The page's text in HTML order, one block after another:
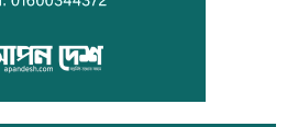
ডেপুটি ম্যানেজার চেয়ে ব্র্যাকে নিয়োগ